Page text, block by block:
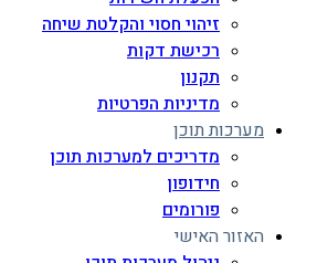
זיהוי חסוי והקלטת שיחה
רכישת דקות
תקנון
מדיניות הפרטיות
מערכות תוכן
מדריכים למערכות תוכן
חידופון
פורומים
האזור האישי